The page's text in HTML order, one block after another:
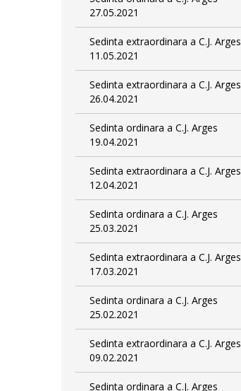
27.05.2021
Sedinta extraordinara a C.J. Arges
11.05.2021
Sedinta extraordinara a C.J. Arges
26.04.2021
Sedinta ordinara a C.J. Arges
19.04.2021
Sedinta extraordinara a C.J. Arges
12.04.2021
Sedinta ordinara a C.J. Arges
25.03.2021
Sedinta extraordinara a C.J. Arges
17.03.2021
Sedinta ordinara a C.J. Arges
25.02.2021
Sedinta extraordinara a C.J. Arges
09.02.2021
Sedinta ordinara a C.J. Arges